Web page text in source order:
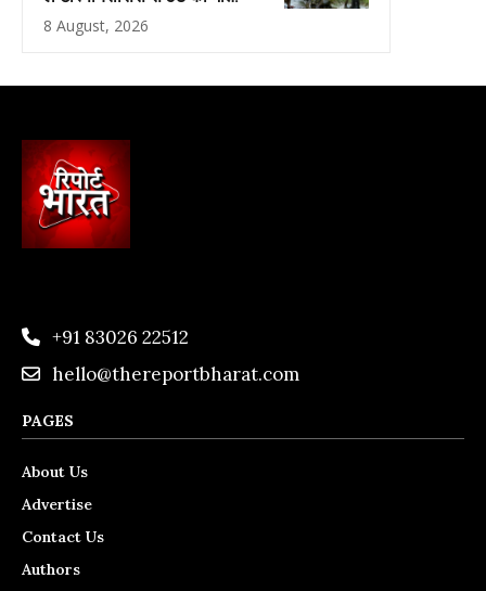
8 August, 2026
+91 83026 22512
hello@thereportbharat.com
PAGES
About Us
Advertise
Contact Us
Authors